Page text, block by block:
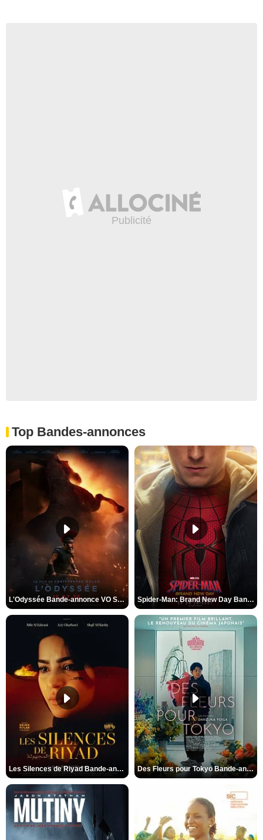
Top Bandes-annonces
L'Odyssée Bande-annonce VO STFR Spider-Man: Brand New Day Bande-annonce VO STFR
Les Silences de Riyad Bande-annonce VO STFR Des Fleurs pour Tokyo Bande-annonce VO STFR